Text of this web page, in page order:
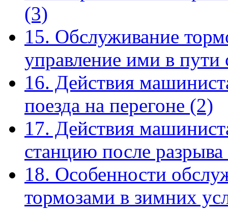
(3)
15. Обслуживание
управление ими в пути
16. Действия
поезда на перегоне (2)
17. Действия
станцию после разрыва
18. Особенности
тормозами в зимних